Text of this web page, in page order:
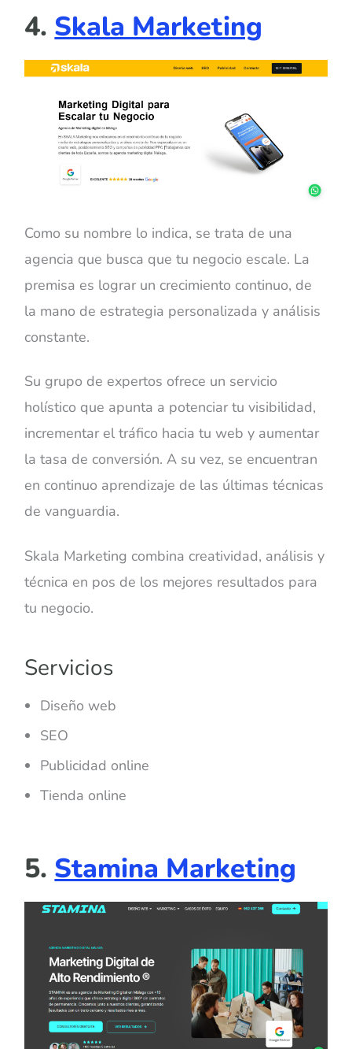
4. Skala Marketing
Como su nombre lo indica, se trata de una
agencia que busca que tu negocio escale. La
premisa es lograr un crecimiento continuo, de
la mano de estrategia personalizada y análisis
constante.
Su grupo de expertos ofrece un servicio
holístico que apunta a potenciar tu visibilidad,
incrementar el tráfico hacia tu web y aumentar
la tasa de conversión. A su vez, se encuentran
en continuo aprendizaje de las últimas técnicas
de vanguardia.
Skala Marketing combina creatividad, análisis y
técnica en pos de los mejores resultados para
tu negocio.
Servicios
Diseño web
SEO
Publicidad online
Tienda online
5. Stamina Marketing